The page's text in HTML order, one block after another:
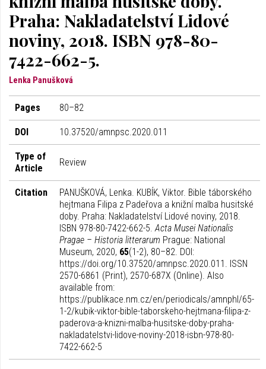
Praha: Nakladatelství Lidové
noviny, 2018. ISBN 978-80-
7422-662-5.
Lenka Panušková
Pages 80–82
DOI 10.37520/amnpsc.2020.011
Type of
Article
Review
Citation
PANUŠKOVÁ, Lenka. KUBÍK, Viktor. Bible táborského
hejtmana Filipa z Padeřova a knižní malba husitské
doby. Praha: Nakladatelství Lidové noviny, 2018.
ISBN 978-80-7422-662-5.Acta Musei Nationalis
Pragae – Historia litterarum Prague: National
Museum, 2020, 65(1-2), 80–82. DOI:
https://doi.org/10.37520/amnpsc.2020.011. ISSN
2570-6861 (Print), 2570-687X (Online). Also
available from:
https://publikace.nm.cz/en/periodicals/amnphl/65-
1-2/kubik-viktor-bible-taborskeho-hejtmana-filipa-z-
paderova-a-knizni-malba-husitske-doby-praha-
nakladatelstvi-lidove-noviny-2018-isbn-978-80-
7422-662-5